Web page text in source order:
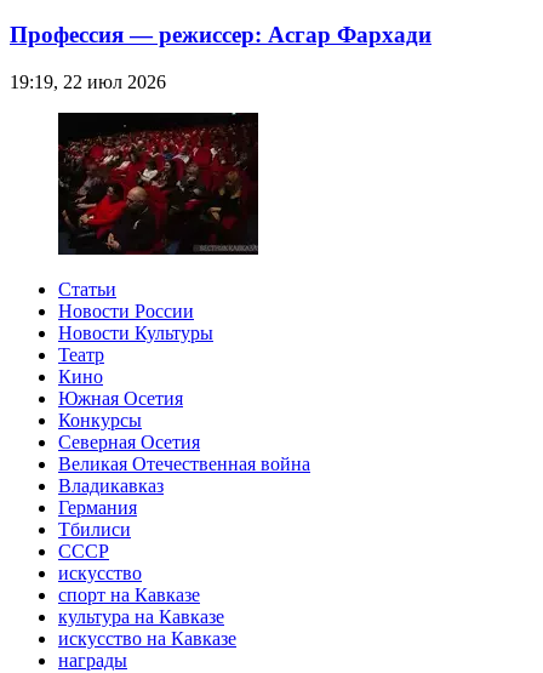
Профессия — режиссер: Асгар Фархади
19:19, 22 июл 2026
Статьи
Новости России
Новости Культуры
Театр
Кино
Южная Осетия
Конкурсы
Северная Осетия
Великая Отечественная война
Владикавказ
Германия
Тбилиси
СССР
искусство
спорт на Кавказе
культура на Кавказе
искусство на Кавказе
награды